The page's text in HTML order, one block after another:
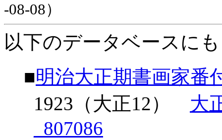
-08-08）
以下のデータベースに
■明治大正期書画家番
1923（大正12） 大
_807086